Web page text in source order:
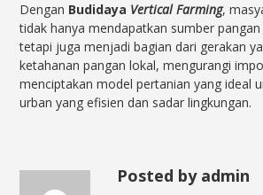
Dengan Budidaya Vertical Farming,
tidak hanya mendapatkan sumber
tetapi juga menjadi bagian dari gerakan
ketahanan pangan lokal, mengurangi
menciptakan model pertanian yang ideal
urban yang efisien dan sadar lingkungan.
Posted by admin